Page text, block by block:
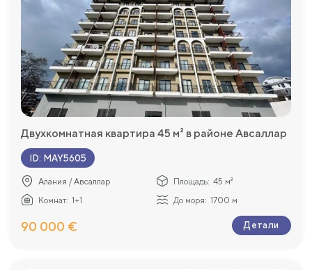
Двухкомнатная квартира 45 м² в районе Авсаллар
ID: MAY5605
Алания / Авсаллар Площадь: 45 м²
Комнат: 1+1 До моря: 1700 м
90 000 € Детали